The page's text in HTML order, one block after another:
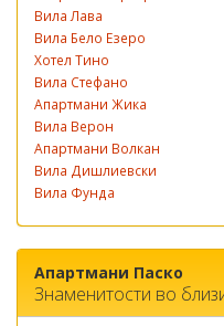
Вила Лава
Вила Бело Езеро
Хотел Тино
Вила Стефано
Апартмани Жика
Вила Верон
Апартмани Волкан
Вила Дишлиевски
Вила Фунда
Апартмани Паско
Знаменитости во